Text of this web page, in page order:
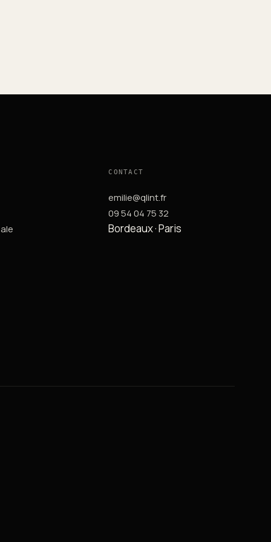
CONTACT
emilie@qlint.fr
09 54 04 75 32
Bordeaux · Paris